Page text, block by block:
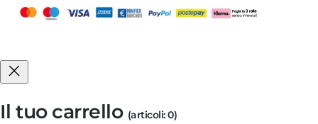
Il tuo carrello (articoli: 0)